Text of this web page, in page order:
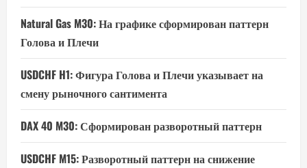
Natural Gas M30: На графике сформирован паттерн
Голова и Плечи
USDCHF H1: Фигура Голова и Плечи указывает на
смену рыночного сантимента
DAX 40 M30: Сформирован разворотный паттерн
USDCHF M15: Разворотный паттерн на снижение